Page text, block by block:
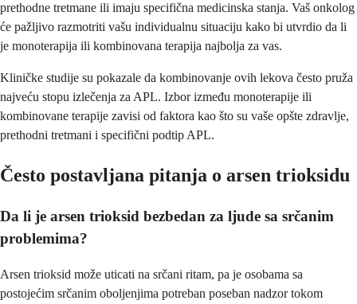
prethodne tretmane ili imaju specifična medicinska stanja. Vaš onkolog
će pažljivo razmotriti vašu individualnu situaciju kako bi utvrdio da li
je monoterapija ili kombinovana terapija najbolja za vas.
Kliničke studije su pokazale da kombinovanje ovih lekova često pruža
najveću stopu izlečenja za APL. Izbor između monoterapije ili
kombinovane terapije zavisi od faktora kao što su vaše opšte zdravlje,
prethodni tretmani i specifični podtip APL.
Često postavljana pitanja o arsen trioksidu
Da li je arsen trioksid bezbedan za ljude sa srčanim
problemima?
Arsen trioksid može uticati na srčani ritam, pa je osobama sa
postojećim srčanim oboljenjima potreban poseban nadzor tokom